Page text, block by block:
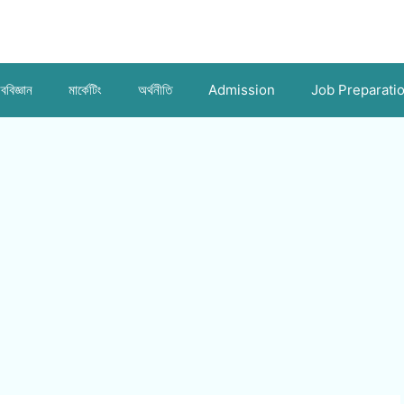
মার্কেটিং অর্থনীতি Admission Job